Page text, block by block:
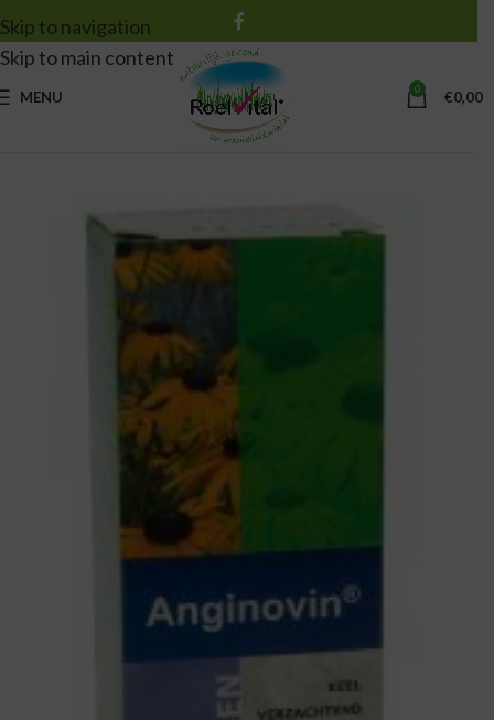
Skip to navigation
Skip to main content
MENU 0 €0,00